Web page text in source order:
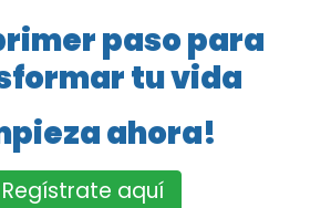
paso para
tu vida
ahora!
Regístrate aquí